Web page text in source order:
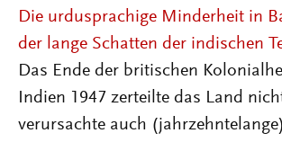
Die urdusprachige Minderheit in
der lange Schatten der indischen
Das Ende der britischen
Indien 1947 zerteilte das Land
verursachte auch (jahrzehntelange)